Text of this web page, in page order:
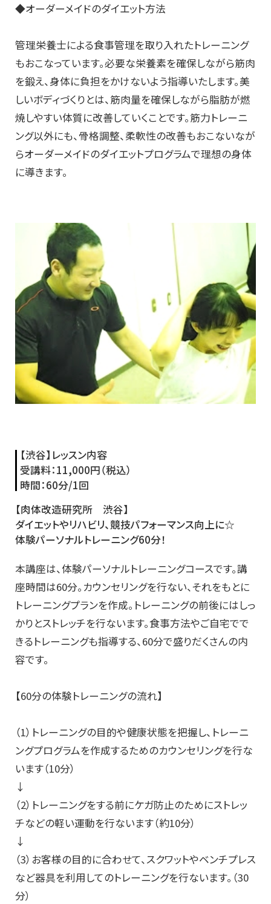
◆オーダーメイドのダイエット方法
管理栄養士による食事管理を取り入れたトレーニング
もおこなっています。必要な栄養素を確保しながら筋肉
を鍛え、身体に負担をかけないよう指導いたします。美
しいボディづくりとは、筋肉量を確保しながら脂肪が燃
焼しやすい体質に改善していくことです。筋力トレーニ
ング以外にも、骨格調整、柔軟性の改善もおこないなが
らオーダーメイドのダイエットプログラムで理想の身体
に導きます。
【渋谷】レッスン内容
受講料：11,000円（税込）
時間：60分/1回
【肉体改造研究所 渋谷】
ダイエットやリハビリ、競技パフォーマンス向上に☆
体験パーソナルトレーニング60分！
本講座は、体験パーソナルトレーニングコースです。講
座時間は60分。カウンセリングを行ない、それをもとに
トレーニングプランを作成。トレーニングの前後にはしっ
かりとストレッチを行ないます。食事方法やご自宅でで
きるトレーニングも指導する、60分で盛りだくさんの内
容です。
【60分の体験トレーニングの流れ】
（1）トレーニングの目的や健康状態を把握し、トレーニ
ングプログラムを作成するためのカウンセリングを行な
います（10分）
↓
（2）トレーニングをする前にケガ防止のためにストレッ
チなどの軽い運動を行ないます（約10分）
↓
（3）お客様の目的に合わせて、スクワットやベンチプレス
など器具を利用してのトレーニングを行ないます。（30
分）